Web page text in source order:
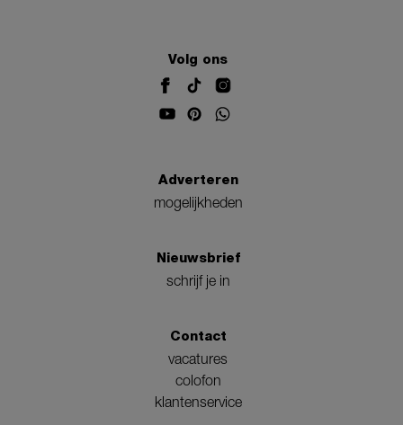
Volg ons
Adverteren
mogelijkheden
Nieuwsbrief
schrijf je in
Contact
vacatures
colofon
klantenservice